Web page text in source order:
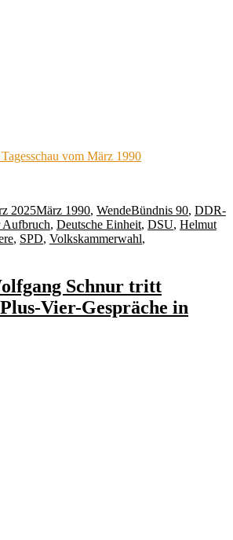
vom März 1990
2025März 1990, WendeBündnis 90, DDR-
Aufbruch, Deutsche Einheit, DSU, Helmut
, SPD, Volkskammerwahl,
Schnur tritt
Vier-Gespräche in